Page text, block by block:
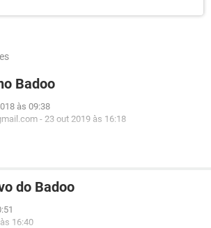
Badoo
às 09:38
- 23 out 2019 às 16:18
do Badoo
16:40